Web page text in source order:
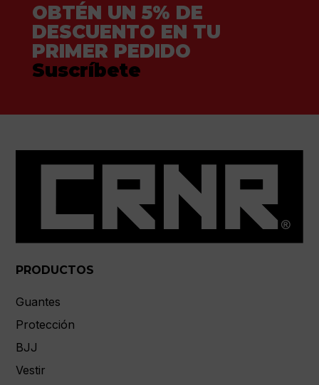
OBTÉN UN 5% DE
DESCUENTO EN TU
PRIMER PEDIDO
Suscríbete
PRODUCTOS
Guantes
Protección
BJJ
Vestir